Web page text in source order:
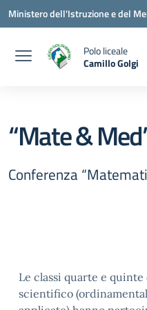
Vai ai contenuti
Vai al menu di navigazione
Vai al footer
Ministero dell'Istruzione e del
Polo liceale
Camillo Golgi
— Visita la
“Mate &
Conferenza
Le classi quarte e
scientifico